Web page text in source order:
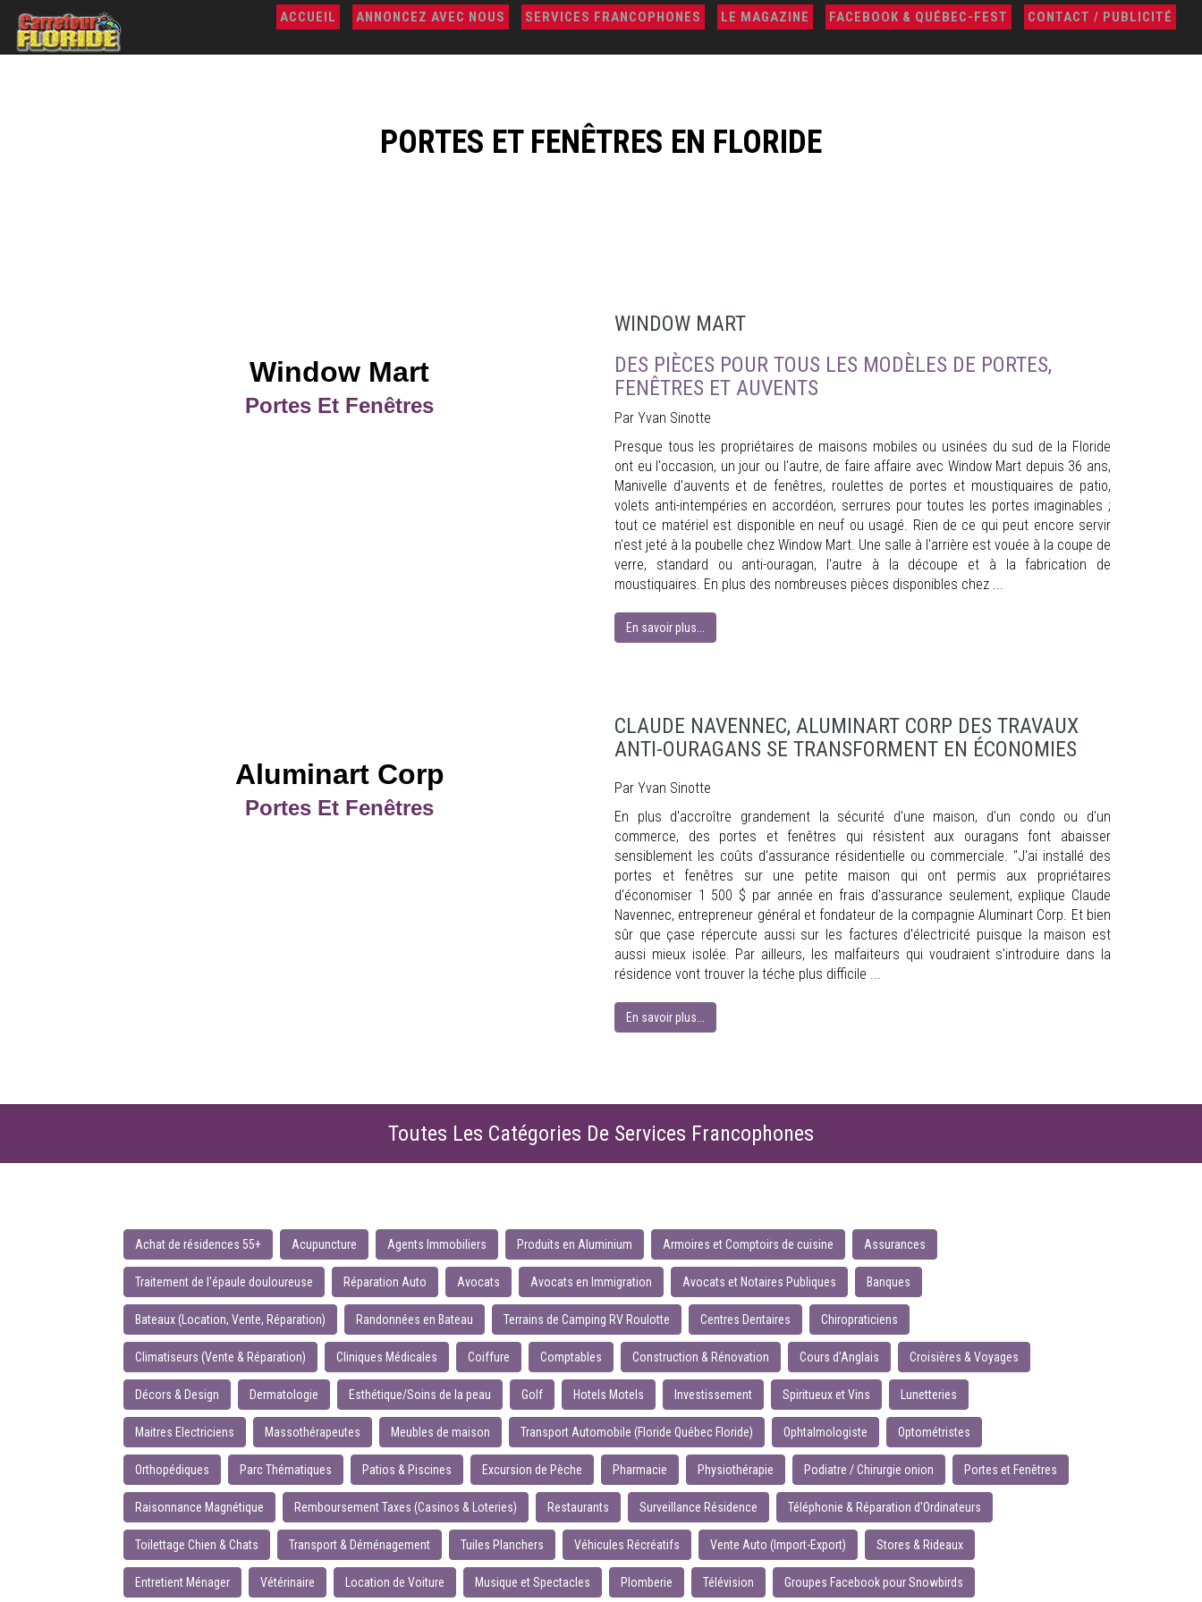
ACCUEIL ANNONCEZ AVEC NOUS SERVICES FRANCOPHONES LE MAGAZINE FACEBOOK & QUÉBEC-FEST CONTACT / PUBLICITÉ
PORTES ET FENÊTRES EN FLORIDE
Window Mart
Portes Et Fenêtres
WINDOW MART
DES PIÈCES POUR TOUS LES MODÈLES DE PORTES,
FENÊTRES ET AUVENTS
Par Yvan Sinotte
Presque tous les propriétaires de maisons mobiles ou usinées du sud de la Floride
ont eu l'occasion, un jour ou l'autre, de faire affaire avec Window Mart depuis 36 ans,
Manivelle d'auvents et de fenêtres, roulettes de portes et moustiquaires de patio,
volets anti-intempéries en accordéon, serrures pour toutes les portes imaginables ;
tout ce matériel est disponible en neuf ou usagé. Rien de ce qui peut encore servir
n'est jeté à la poubelle chez Window Mart. Une salle à l'arrière est vouée à la coupe de
verre, standard ou anti-ouragan, l'autre à la découpe et à la fabrication de
moustiquaires. En plus des nombreuses pièces disponibles chez ...
En savoir plus...
Aluminart Corp
Portes Et Fenêtres
CLAUDE NAVENNEC, ALUMINART CORP DES TRAVAUX
ANTI-OURAGANS SE TRANSFORMENT EN ÉCONOMIES
Par Yvan Sinotte
En plus d'accroître grandement la sécurité d'une maison, d'un condo ou d'un
commerce, des portes et fenêtres qui résistent aux ouragans font abaisser
sensiblement les coûts d'assurance résidentielle ou commerciale. "J'ai installé des
portes et fenêtres sur une petite maison qui ont permis aux propriétaires
d'économiser 1 500 $ par année en frais d'assurance seulement, explique Claude
Navennec, entrepreneur général et fondateur de la compagnie Aluminart Corp. Et bien
sûr que çase répercute aussi sur les factures d'électricité puisque la maison est
aussi mieux isolée. Par ailleurs, les malfaiteurs qui voudraient s'introduire dans la
résidence vont trouver la téche plus difficile ...
En savoir plus...
Toutes Les Catégories De Services Francophones
Achat de résidences 55+ Acupuncture Agents Immobiliers Produits en Aluminium Armoires et Comptoirs de cuisine Assurances
Traitement de l'épaule douloureuse Réparation Auto Avocats Avocats en Immigration Avocats et Notaires Publiques Banques
Bateaux (Location, Vente, Réparation) Randonnées en Bateau Terrains de Camping RV Roulotte Centres Dentaires Chiropraticiens
Climatiseurs (Vente & Réparation) Cliniques Médicales Coiffure Comptables Construction & Rénovation Cours d'Anglais Croisières & Voyages
Décors & Design Dermatologie Esthétique/Soins de la peau Golf Hotels Motels Investissement Spiritueux et Vins Lunetteries
Maitres Electriciens Massothérapeutes Meubles de maison Transport Automobile (Floride Québec Floride) Ophtalmologiste Optométristes
Orthopédiques Parc Thématiques Patios & Piscines Excursion de Pèche Pharmacie Physiothérapie Podiatre / Chirurgie onion Portes et Fenêtres
Raisonnance Magnétique Remboursement Taxes (Casinos & Loteries) Restaurants Surveillance Résidence Téléphonie & Réparation d'Ordinateurs
Toilettage Chien & Chats Transport & Déménagement Tuiles Planchers Véhicules Récréatifs Vente Auto (Import-Export) Stores & Rideaux
Entretient Ménager Vétérinaire Location de Voiture Musique et Spectacles Plomberie Télévision Groupes Facebook pour Snowbirds